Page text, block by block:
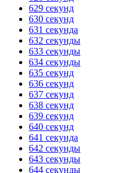
629 секунд
630 секунд
631 секунда
632 секунды
633 секунды
634 секунды
635 секунд
636 секунд
637 секунд
638 секунд
639 секунд
640 секунд
641 секунда
642 секунды
643 секунды
644 секунды